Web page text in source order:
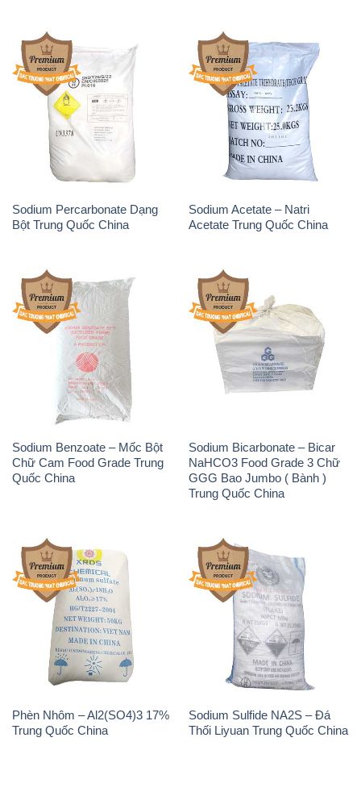
Sodium Percarbonate Dạng
Bột Trung Quốc China
Sodium Acetate – Natri
Acetate Trung Quốc China
Sodium Benzoate – Mốc Bột
Chữ Cam Food Grade Trung
Quốc China
Sodium Bicarbonate – Bicar
NaHCO3 Food Grade 3 Chữ
GGG Bao Jumbo ( Bành )
Trung Quốc China
Phèn Nhôm – Al2(SO4)3 17%
Trung Quốc China
Sodium Sulfide NA2S – Đá
Thối Liyuan Trung Quốc China